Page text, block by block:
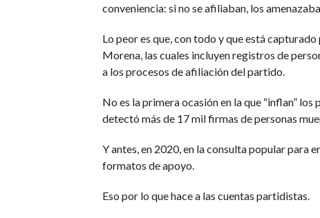
conveniencia: si no se afiliaban, los
Lo peor es que, con todo y que está
Morena, las cuales incluyen registros de
a los procesos de afiliación del partido.
No es la primera ocasión en la que “inflan”
detectó más de 17 mil firmas de personas
Y antes, en 2020, en la consulta popular para
formatos de apoyo.
Eso por lo que hace a las cuentas partidistas.